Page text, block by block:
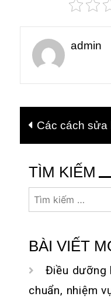
admin
Điều
hướng
bài
viết
Các cách sửa
font chữ trên
Facebook
TÌM KIẾM
Tìm
kiếm
cho:
BÀI VIẾT
Điều dưỡng
chuẩn, nhiệm